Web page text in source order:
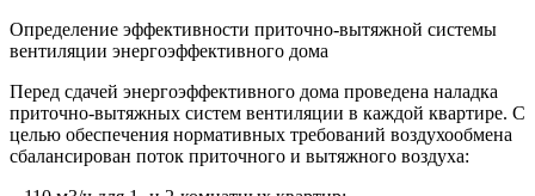
Определение эффективности приточно-вытяжной системы
вентиляции энергоэффективного дома
Перед сдачей энергоэффективного дома проведена наладка
приточно-вытяжных систем вентиляции в каждой квартире. С
целью обеспечения нормативных требований воздухообмена
сбалансирован поток приточного и вытяжного воздуха: